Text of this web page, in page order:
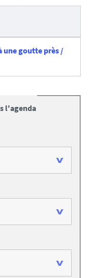
une goutte près /
l'agenda